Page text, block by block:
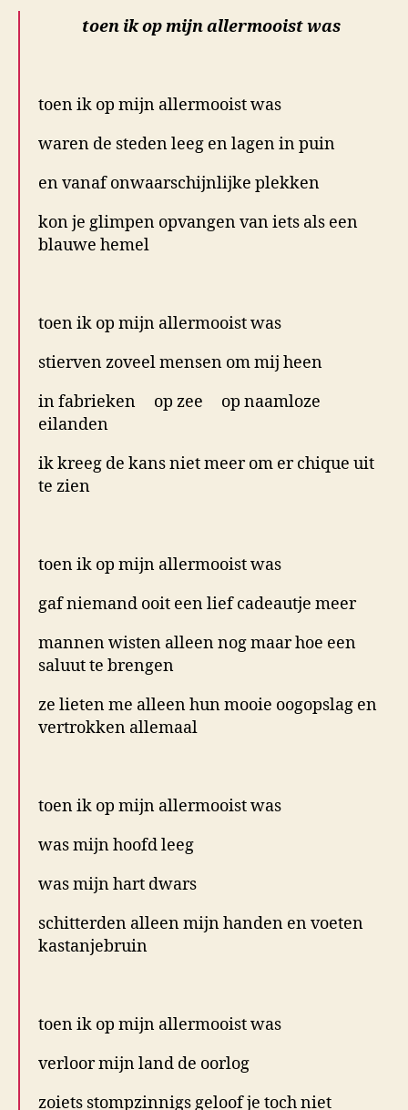
toen ik op mijn allermooist was
toen ik op mijn allermooist was
waren de steden leeg en lagen in puin
en vanaf onwaarschijnlijke plekken
kon je glimpen opvangen van iets als een
blauwe hemel
toen ik op mijn allermooist was
stierven zoveel mensen om mij heen
in fabrieken op zee op naamloze
eilanden
ik kreeg de kans niet meer om er chique uit
te zien
toen ik op mijn allermooist was
gaf niemand ooit een lief cadeautje meer
mannen wisten alleen nog maar hoe een
saluut te brengen
ze lieten me alleen hun mooie oogopslag en
vertrokken allemaal
toen ik op mijn allermooist was
was mijn hoofd leeg
was mijn hart dwars
schitterden alleen mijn handen en voeten
kastanjebruin
toen ik op mijn allermooist was
verloor mijn land de oorlog
zoiets stompzinnigs geloof je toch niet